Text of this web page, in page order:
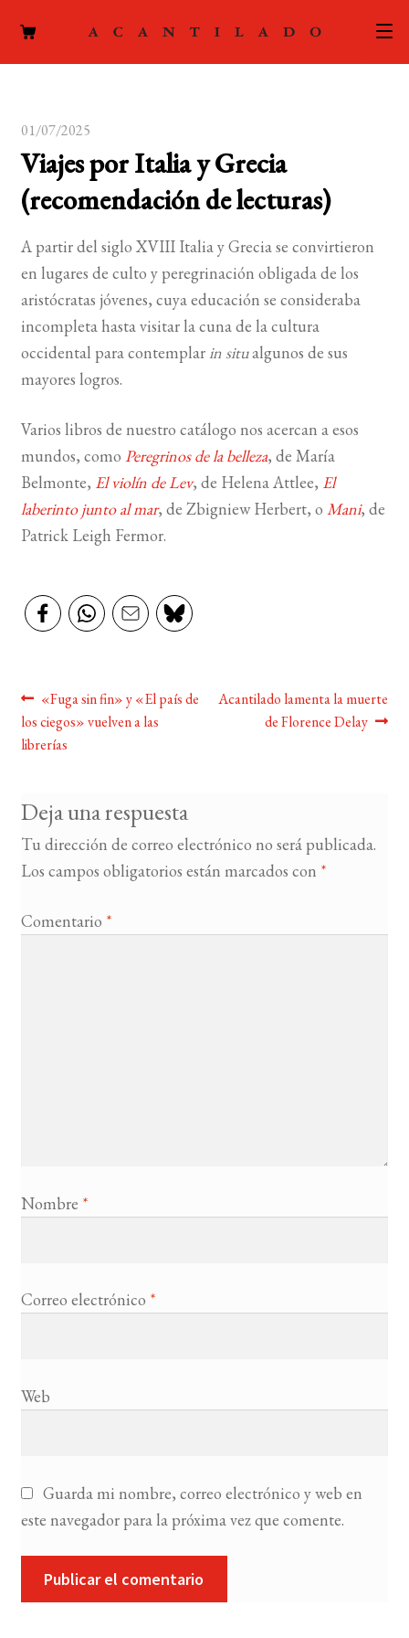
ACTUALIDAD
LA EDITORIAL
FOREIGN RIGHTS
CONTACTO
BUSCAR
LISTA DE LIBROS
01/07/2025
Viajes por Italia y Grecia
(recomendación de lecturas)
A partir del siglo XVIII Italia y Grecia se convirtieron
en lugares de culto y peregrinación obligada de los
aristócratas jóvenes, cuya educación se consideraba
incompleta hasta visitar la cuna de la cultura
occidental para contemplarin situalgunos de sus
mayores logros.
Varios libros de nuestro catálogo nos acercan a esos
mundos, como Peregrinos de la belleza, de María
Belmonte, El violín de Lev, de Helena Attlee, El
laberinto junto al mar, de Zbigniew Herbert, o Mani, de
Patrick Leigh Fermor.
Navegación
de
Anterior:
«Fuga sin fin» y «El país de
los ciegos» vuelven a las
librerías
Siguiente:
Acantilado lamenta la muerte
de Florence Delay
Deja una respuesta
Tu dirección de correo electrónico no será publicada.
Los campos obligatorios están marcados con *
Comentario *
Nombre *
Correo electrónico *
Web
Guarda mi nombre, correo electrónico y web en
este navegador para la próxima vez que comente.